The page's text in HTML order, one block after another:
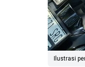
Ilustrasi